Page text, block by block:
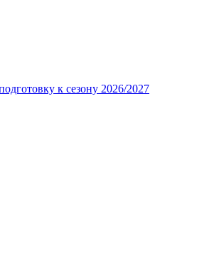
к сезону 2026/2027